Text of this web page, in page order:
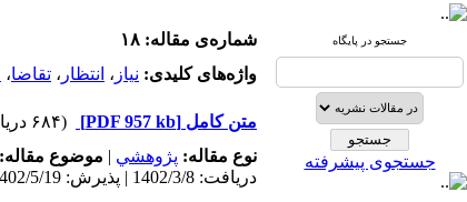
نورمگز
سیویلیکا
جستجو در پایگاه
جستجوی پیشرفته
شماره‌ی مقاله: ۱۸
واژه‌های کلیدی: نیاز ، انتظار ، تقاضا،
متن کامل [PDF 957 kb]
(۶۸۴ دریافت)
نوع مقاله: پژوهشي | موضوع مقاله:
دریافت: 1402/3/8 | پذیرش: 1402/5/19 | انتشار: 1402/7/10